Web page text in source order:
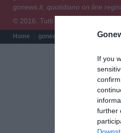
If you
further
gonews.it, quotidiano on line
© 2016. Tutti i diritti riservati.
Home gonews.it Redazione